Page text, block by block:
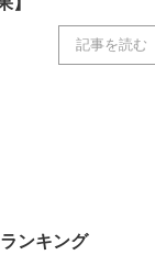
記事を読む
ンキング